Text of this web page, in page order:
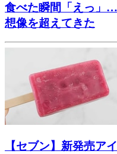
食べた瞬間「えっ」
想像を超えてきた
【セブン】新発売ア